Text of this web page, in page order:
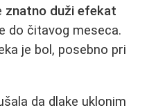
znatno duži efekat
do čitavog meseca.
je bol, posebno pri
da dlake uklonim